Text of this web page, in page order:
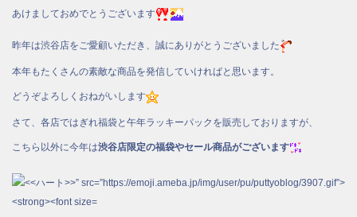
あけましておめでとうございます
昨年は渋谷店をご愛顧いただき、誠にありがとうございました
本年もたくさんの素敵な商品を発信していければと思います。
どうぞよろしくおねがいします
さて、各店ではぎれ福袋と午年ラッキーパックを販売しておりますが、
こちら以外に今年は渋谷店限定の福袋やセール商品がございます